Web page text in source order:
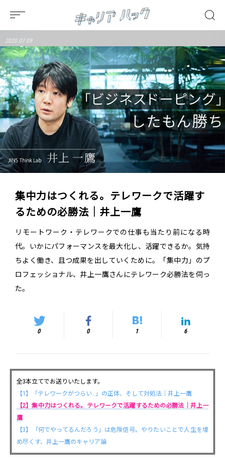
2020.07.09
集中力はつくれる。テレワークで活躍す
るための必勝法｜井上一鷹
リモートワーク・テレワークでの仕事も当たり前になる時
代。いかにパフォーマンスを最大化し、活躍できるか。気持
ちよく働き、且つ成果を出していくために。「集中力」のプ
ロフェッショナル、井上一鷹さんにテレワーク必勝法を伺っ
た。
0 0 1 6
全3本立てでお送りいたします。
【1】「テレワークがつらい…」の正体、そして対処法｜井上一鷹
【2】集中力はつくれる。テレワークで活躍するための必勝法｜井上一
鷹
【3】「何でやってるんだろう」は危険信号。やりたいことで人生を埋
め尽くす、井上一鷹のキャリア論